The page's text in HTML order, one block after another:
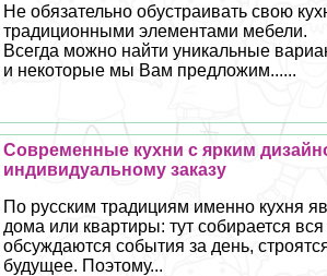
Не обязательно обустраивать свою
традиционными элементами мебели.
Всегда можно найти уникальные
и некоторые мы Вам предложим......
Современные кухни с ярким
индивидуальному заказу
По русским традициям именно кухня
дома или квартиры: тут собирается
обсуждаются события за день,
будущее. Поэтому...